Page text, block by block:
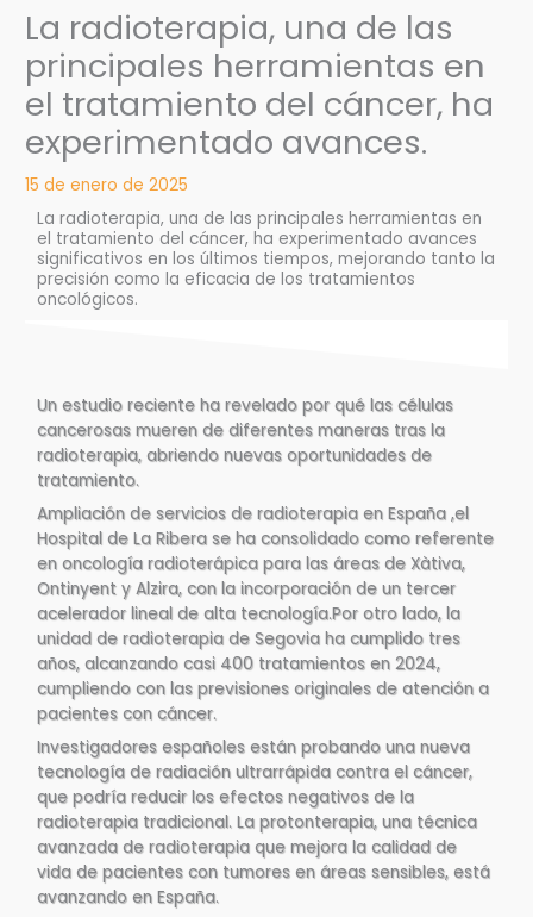
La radioterapia, una de las
principales herramientas en
el tratamiento del cáncer, ha
experimentado avances.
15 de enero de 2025
La radioterapia, una de las principales herramientas en
el tratamiento del cáncer, ha experimentado avances
significativos en los últimos tiempos, mejorando tanto la
precisión como la eficacia de los tratamientos
oncológicos.
Un estudio reciente ha revelado por qué las células
cancerosas mueren de diferentes maneras tras la
radioterapia, abriendo nuevas oportunidades de
tratamiento.
Ampliación de servicios de radioterapia en España ,el
Hospital de La Ribera se ha consolidado como referente
en oncología radioterápica para las áreas de Xàtiva,
Ontinyent y Alzira, con la incorporación de un tercer
acelerador lineal de alta tecnología.Por otro lado, la
unidad de radioterapia de Segovia ha cumplido tres
años, alcanzando casi 400 tratamientos en 2024,
cumpliendo con las previsiones originales de atención a
pacientes con cáncer.
Investigadores españoles están probando una nueva
tecnología de radiación ultrarrápida contra el cáncer,
que podría reducir los efectos negativos de la
radioterapia tradicional. La protonterapia, una técnica
avanzada de radioterapia que mejora la calidad de
vida de pacientes con tumores en áreas sensibles, está
avanzando en España.